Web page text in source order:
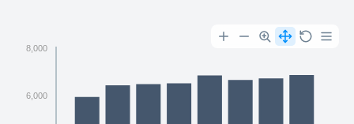
8,000
6,000